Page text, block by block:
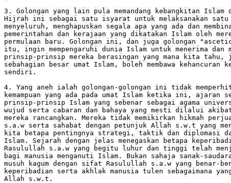
3. Golongan yang lain pula memandang kebangkitan Islam
Hijrah ini sebagai satu isyarat untuk melaksanakan
menyeluruh, menghapuskan segala apa yang ada dan
pemerintahan dan kerajaan yang dikatakan Islam oleh
permulaan baru. Golongan ini, dan juga golongan
itu, ingin mempengaruhi dunia Islam untuk menerima dan
prinsip-prinsip mereka berasingan yang mana kita
sebahagian besar umat Islam, boleh membawa kehancuran
sendiri.
4. Yang aneh ialah golongan-golongan ini tidak
kemampuan yang ada pada umat Islam ketika ini, ajaran
prinsip-prinsip Islam yang sebenar sebagai agama
wujud serta cabaran dan bahaya yang mesti dilalui
mereka rancangkan. Mereka tidak memikirkan hikmah
s.a.w serta sahabat dengan petunjuk Allah s.w.t yang
kita betapa pentingnya strategi, taktik dan diplomasi
Islam. Sejarah dengan jelas menegaskan betapa
Rasulullah s.a.w yang begitu luhur dan tinggi telah
bagi manusia menganuti Islam. Bukan sahaja sanak-
musuh kagum dengan sifat Rasulullah s.a.w yang benar-
keperibadian serta akhlak manusia tulen sebagaimana
Allah s.w.t.